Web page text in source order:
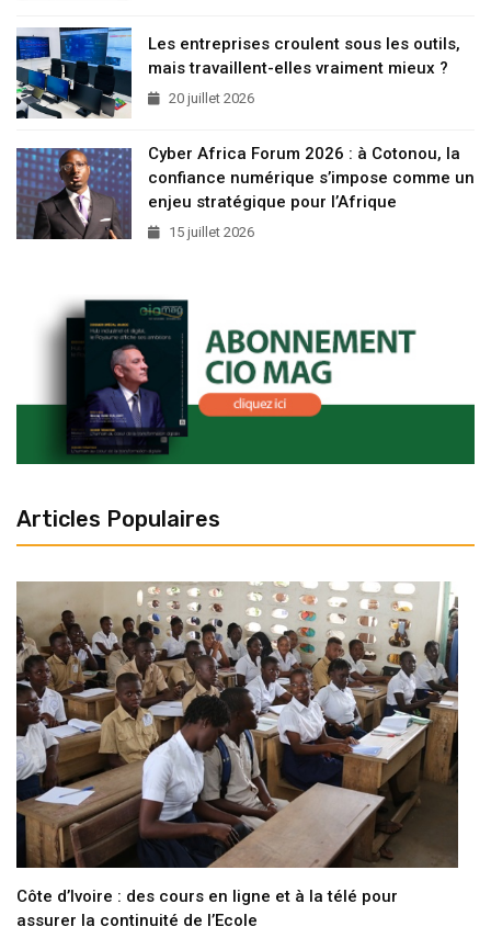
Les entreprises croulent sous les outils,
mais travaillent-elles vraiment mieux ?
20 juillet 2026
Cyber Africa Forum 2026 : à Cotonou, la
confiance numérique s’impose comme un
enjeu stratégique pour l’Afrique
15 juillet 2026
Articles Populaires
Côte d’Ivoire : des cours en ligne et à la télé pour
assurer la continuité de l’Ecole